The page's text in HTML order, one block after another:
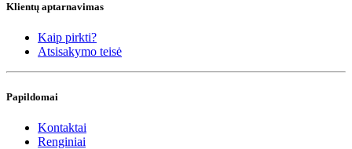
Klientų aptarnavimas
Kaip pirkti?
Atsisakymo teisė
Papildomai
Kontaktai
Renginiai